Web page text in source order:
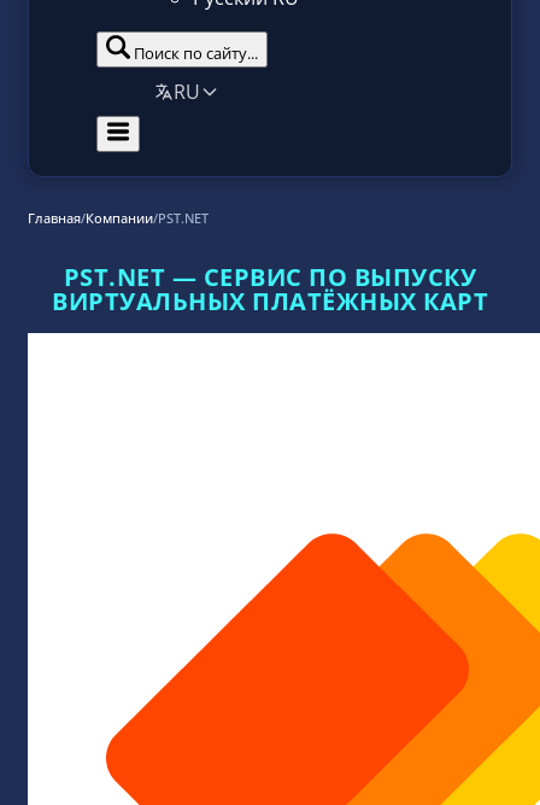
Поиск по сайту...
RU
Главная/Компании/PST.NET
PST.NET — СЕРВИС ПО ВЫПУСКУ
ВИРТУАЛЬНЫХ ПЛАТЁЖНЫХ КАРТ